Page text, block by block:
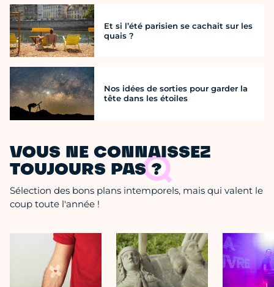
Et si l’été parisien se cachait sur les
quais ?
Nos idées de sorties pour garder la
tête dans les étoiles
VOUS NE CONNAISSEZ
TOUJOURS PAS ?
Sélection des bons plans intemporels, mais qui valent le
coup toute l'année !